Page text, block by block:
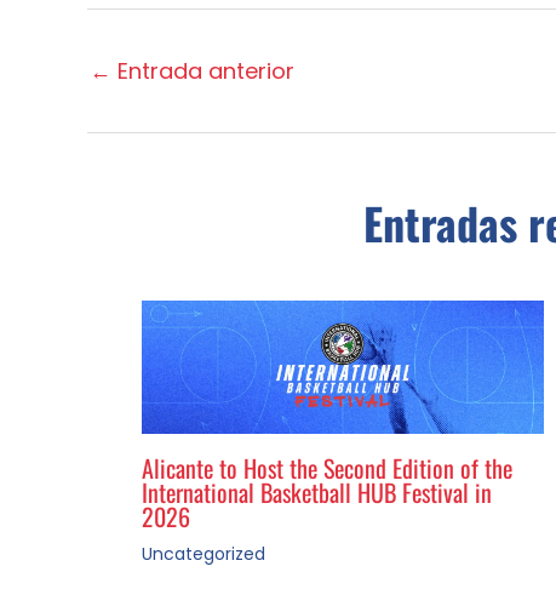
← Entrada anterior
Entradas
Alicante to Host the Second Edition of the
International Basketball HUB Festival in
2026
Uncategorized